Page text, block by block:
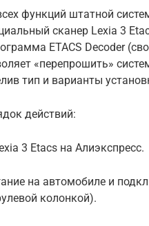
функций штатной
сканер Lexia 3
ETACS Decoder
«перепрошить»
тип и варианты
действий:
3 Etacs на Алиэкспресс.
на автомобиле и
колонкой).